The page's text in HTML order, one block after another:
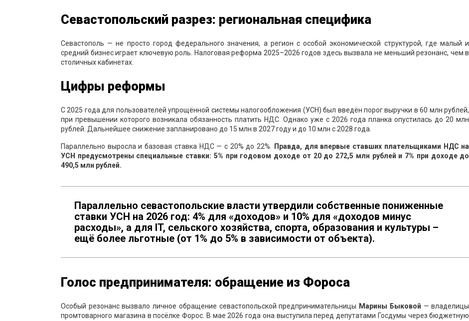
Севастопольский разрез: региональная специфика
Севастополь — не просто город федерального значения, а регион с особой экономической структурой, где малый и
средний бизнес играет ключевую роль. Налоговая реформа 2025–2026 годов здесь вызвала не меньший резонанс, чем в
столичных кабинетах.
Цифры реформы
С 2025 года для пользователей упрощённой системы налогообложения (УСН) был введён порог выручки в 60 млн рублей,
при превышении которого возникала обязанность платить НДС. Однако уже с 2026 года планка опустилась до 20 млн
рублей. Дальнейшее снижение запланировано до 15 млн в 2027 году и до 10 млн с 2028 года.
Параллельно выросла и базовая ставка НДС — с 20% до 22%.
Правда, для впервые ставших плательщиками НДС на
УСН предусмотрены специальные ставки: 5% при годовом доходе от 20 до 272,5 млн рублей и 7% при доходе до
490,5 млн рублей.
Параллельно севастопольские власти утвердили собственные пониженные
ставки УСН на 2026 год: 4% для «доходов» и 10% для «доходов минус
расходы», а для IT, сельского хозяйства, спорта, образования и культуры –
ещё более льготные (от 1% до 5% в зависимости от объекта).
Голос предпринимателя: обращение из Фороса
Особый резонанс вызвало личное обращение севастопольской предпринимательницы Марины Быковой — владелицы
промтоварного магазина в посёлке Форос. В мае 2026 года она выступила перед депутатами Госдумы через бюджетную